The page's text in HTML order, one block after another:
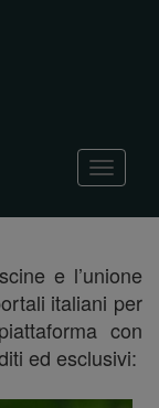
T
o
g
e
n
i
e l’unione
italiani per
con
ed esclusivi: